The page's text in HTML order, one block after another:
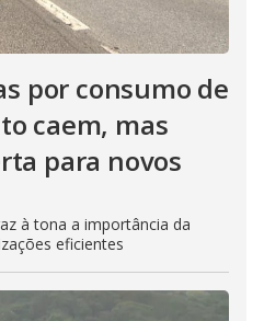
por consumo de
caem, mas
para novos
à tona a importância da
eficientes